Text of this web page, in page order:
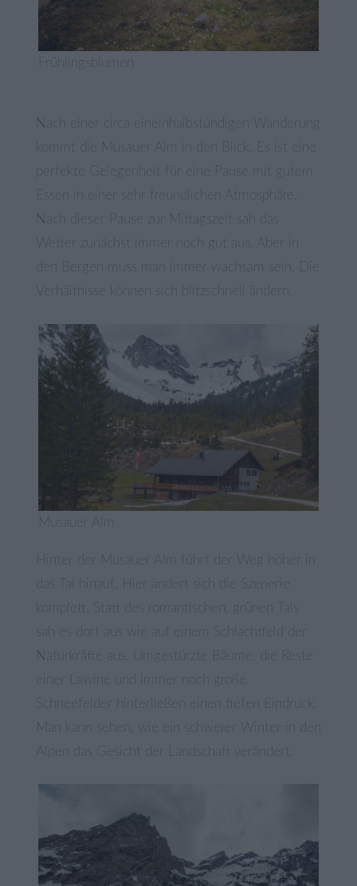
Frühlingsblumen
Nach einer circa eineinhalbstündigen Wanderung
kommt die Musauer Alm in den Blick. Es ist eine
perfekte Gelegenheit für eine Pause mit gutem
Essen in einer sehr freundlichen Atmosphäre.
Nach dieser Pause zur Mittagszeit sah das
Wetter zunächst immer noch gut aus. Aber in
den Bergen muss man immer wachsam sein. Die
Verhältnisse können sich blitzschnell ändern.
Musauer Alm
Hinter der Musauer Alm führt der Weg höher in
das Tal hinauf. Hier ändert sich die Szenerie
komplett. Statt des romantischen, grünen Tals
sah es dort aus wie auf einem Schlachtfeld der
Naturkräfte aus. Umgestürzte Bäume, die Reste
einer Lawine und immer noch große
Man kann sehen, wie ein schwerer Winter in den
Alpen das Gesicht der Landschaft verändert.